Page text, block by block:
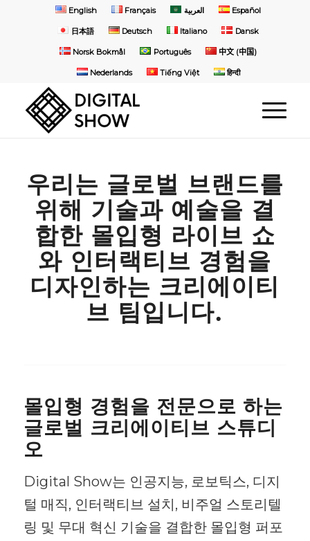
English Français العربية Español
日本語 Deutsch Italiano Dansk
Norsk Bokmål Português 中文 (中国)
Nederlands Tiếng Việt हिन्दी
우리는 글로벌 브랜드를
위해 기술과 예술을 결
합한 몰입형 라이브 쇼
와 인터랙티브 경험을
디자인하는 크리에이티
브 팀입니다.
몰입형 경험을 전문으로 하는
글로벌 크리에이티브 스튜디
오
Digital Show는 인공지능, 로보틱스, 디지
털 매직, 인터랙티브 설치, 비주얼 스토리텔
링 및 무대 혁신 기술을 결합한 몰입형 퍼포